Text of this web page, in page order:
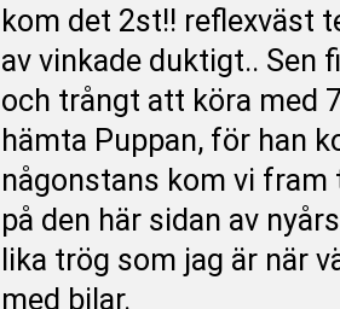
kom det 2st!! reflexväst
av vinkade duktigt.. Sen
och trångt att köra med
hämta Puppan, för han
någonstans kom vi
på den här sidan av
lika trög som jag är när
med bilar.